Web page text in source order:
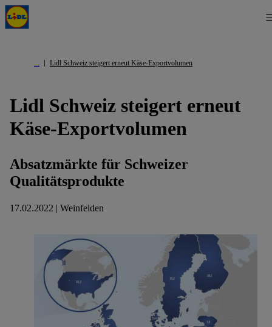
Lidl Schweiz steigert erneut Käse-Exportvolumen
Lidl Schweiz steigert erneut
Käse-Exportvolumen
Absatzmärkte für Schweizer
Qualitätsprodukte
17.02.2022 | Weinfelden